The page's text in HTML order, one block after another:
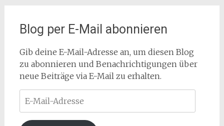
Blog per E-Mail abonnieren
Gib deine E-Mail-Adresse an, um diesen Blog
zu abonnieren und Benachrichtigungen über
neue Beiträge via E-Mail zu erhalten.
Mail-
Adresse